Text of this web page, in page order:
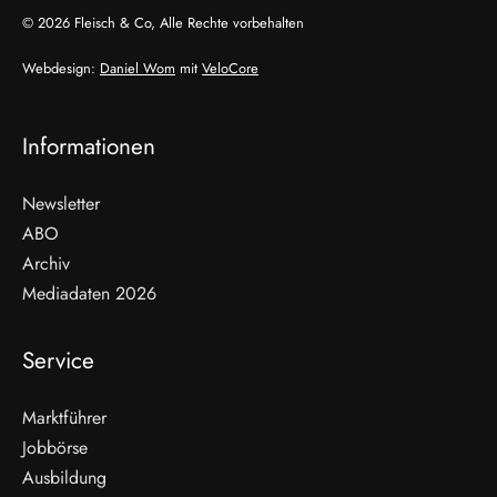
© 2026 Fleisch & Co, Alle Rechte vorbehalten
Webdesign: Daniel Wom mit VeloCore
Informationen
Newsletter
ABO
Archiv
Mediadaten 2026
Service
Marktführer
Jobbörse
Ausbildung